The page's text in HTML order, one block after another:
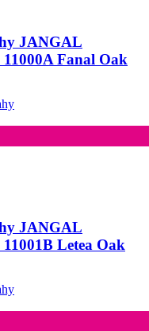
JANGAL
Fanal Oak
JANGAL
Letea Oak